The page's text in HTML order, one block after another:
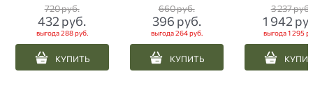
мультикам
720 руб.
432 руб.
выгода288 руб.
КУПИТЬ
660 руб.
396 руб.
выгода264 руб.
КУПИТЬ
3 237 руб.
1 942
выгода1 295